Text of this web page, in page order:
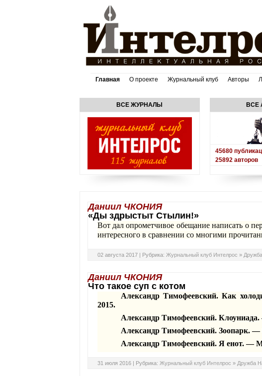
Главная О проекте Журнальный клуб Авторы
ВСЕ ЖУРНАЛЫ ВСЕ
45680
25892авторов
Даниил ЧКОНИЯ
«Ды здрыстыт Стылин!»
Вот дал опрометчивое обещание написать о
интересного в сравнении со многими
02 августа 2017 | Рубрика: Журнальный клуб Интелрос »
Даниил ЧКОНИЯ
Что такое суп с котом
АлександрТимофеевский. Как
2015.
Александр Тимофеевский. Клоуниада.
Александр Тимофеевский. Зоопарк.
Александр Тимофеевский. Я енот. —
31 июля 2016 | Рубрика: Журнальный клуб Интелрос » Дружба